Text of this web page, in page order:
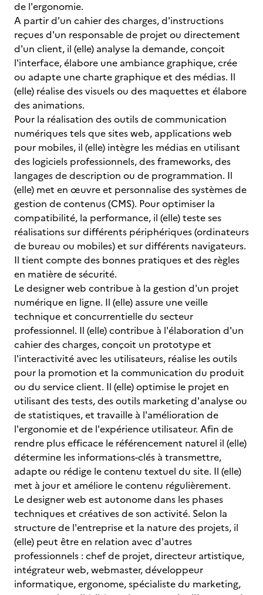
de l'ergonomie.
A partir d'un cahier des charges, d'instructions
reçues d'un responsable de projet ou directement
d'un client, il (elle) analyse la demande, conçoit
l'interface, élabore une ambiance graphique, crée
ou adapte une charte graphique et des médias. Il
(elle) réalise des visuels ou des maquettes et élabore
des animations.
Pour la réalisation des outils de communication
numériques tels que sites web, applications web
pour mobiles, il (elle) intègre les médias en utilisant
des logiciels professionnels, des frameworks, des
langages de description ou de programmation. Il
(elle) met en œuvre et personnalise des systèmes de
gestion de contenus (CMS). Pour optimiser la
compatibilité, la performance, il (elle) teste ses
réalisations sur différents périphériques (ordinateurs
de bureau ou mobiles) et sur différents navigateurs.
Il tient compte des bonnes pratiques et des règles
en matière de sécurité.
Le designer web contribue à la gestion d'un projet
numérique en ligne. Il (elle) assure une veille
technique et concurrentielle du secteur
professionnel. Il (elle) contribue à l'élaboration d'un
cahier des charges, conçoit un prototype et
l'interactivité avec les utilisateurs, réalise les outils
pour la promotion et la communication du produit
ou du service client. Il (elle) optimise le projet en
utilisant des tests, des outils marketing d'analyse ou
de statistiques, et travaille à l'amélioration de
l'ergonomie et de l'expérience utilisateur. Afin de
rendre plus efficace le référencement naturel il (elle)
détermine les informations-clés à transmettre,
adapte ou rédige le contenu textuel du site. Il (elle)
met à jour et améliore le contenu régulièrement.
Le designer web est autonome dans les phases
techniques et créatives de son activité. Selon la
structure de l'entreprise et la nature des projets, il
(elle) peut être en relation avec d'autres
professionnels : chef de projet, directeur artistique,
intégrateur web, webmaster, développeur
informatique, ergonome, spécialiste du marketing,